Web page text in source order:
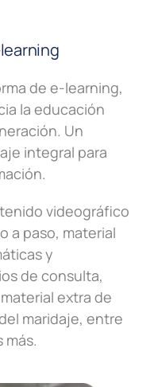
de e-learning,
la educación
Un
integral para
videográfico
a paso, material
y
de consulta,
extra de
maridaje, entre
más.